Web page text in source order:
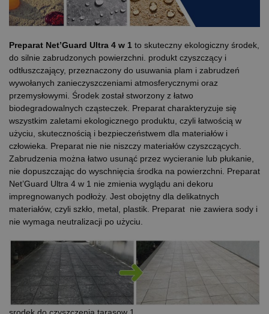
Preparat Net’Guard Ultra 4 w 1 to skuteczny ekologiczny środek,
do silnie zabrudzonych powierzchni. produkt czyszczący i
odtłuszczający, przeznaczony do usuwania plam i zabrudzeń
wywołanych zanieczyszczeniami atmosferycznymi oraz
przemysłowymi. Środek został stworzony z łatwo
biodegradowalnych cząsteczek. Preparat charakteryzuje się
wszystkim zaletami ekologicznego produktu, czyli łatwością w
użyciu, skutecznością i bezpieczeństwem dla materiałów i
człowieka. Preparat nie nie niszczy materiałów czyszczących.
Zabrudzenia można łatwo usunąć przez wycieranie lub płukanie,
nie dopuszczając do wyschnięcia środka na powierzchni. Preparat
Net’Guard Ultra 4 w 1 nie zmienia wyglądu ani dekoru
impregnowanych podłoży. Jest obojętny dla delikatnych
materiałów, czyli szkło, metal, plastik. Preparat nie zawiera sody i
nie wymaga neutralizacji po użyciu.